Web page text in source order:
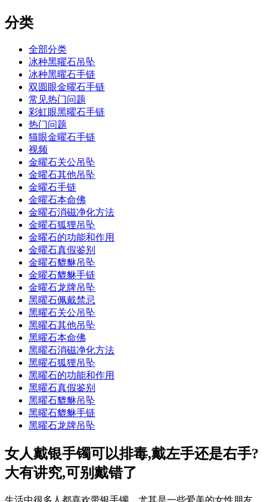
分类
全部分类
冰种黑曜石吊坠
冰种黑曜石手链
双圆眼金曜石手链
常见热门问题
彩虹眼黑曜石手链
热门问题
猫眼金曜石手链
视频
金曜石关公吊坠
金曜石其他吊坠
金曜石手链
金曜石本命佛
金曜石消磁净化方法
金曜石狐狸吊坠
金曜石的功能和作用
金曜石真假鉴别
金曜石貔貅吊坠
金曜石貔貅手链
金曜石龙牌吊坠
黑曜石佩戴禁忌
黑曜石关公吊坠
黑曜石其他吊坠
黑曜石本命佛
黑曜石消磁净化方法
黑曜石狐狸吊坠
黑曜石的功能和作用
黑曜石真假鉴别
黑曜石貔貅吊坠
黑曜石貔貅手链
黑曜石龙牌吊坠
女人戴银手镯可以排毒,戴左手还是右手?
大有讲究,可别戴错了